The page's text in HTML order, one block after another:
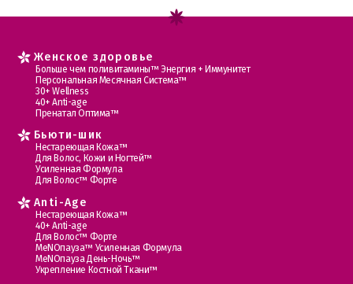
Женское здоровье
Больше чем поливитамины™ Энергия + Иммунитет
Персональная Месячная Система™
30+ Wellness
40+ Anti-age
Пренатал Оптима™
Бьюти-шик
Нестареющая Кожа™
Для Волос, Кожи и Ногтей™
Усиленная Формула
Для Волос™ Форте
Anti-Age
Нестареющая Кожа™
40+ Anti-age
Для Волос™ Форте
МеNOпауза™ Усиленная Формула
МеNOпауза День-Ночь™
Укрепление Костной Ткани™